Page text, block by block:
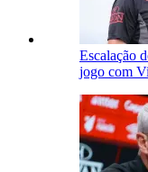
Escalação
jogo com